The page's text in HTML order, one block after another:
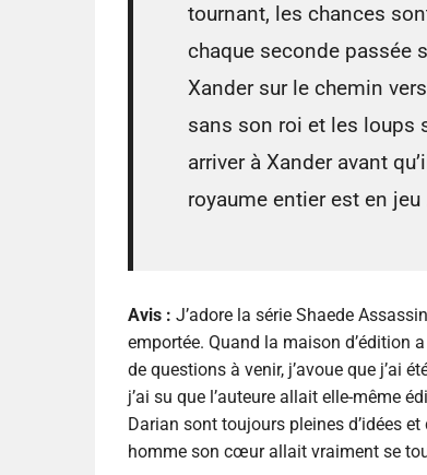
tournant, les chances
chaque seconde passée
Xander sur le chemin
sans son roi et les loups
arriver à Xander avant
royaume entier est en jeu
Avis : J’adore la série Shaede
emportée. Quand la maison d’édition
de questions à venir, j’avoue que j’ai
j’ai su que l’auteure allait elle-même
Darian sont toujours pleines d’idées et
homme son cœur allait vraiment se